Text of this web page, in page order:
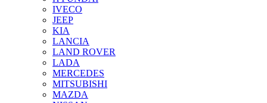
IVECO
JEEP
KIA
LANCIA
LAND ROVER
LADA
MERCEDES
MITSUBISHI
MAZDA